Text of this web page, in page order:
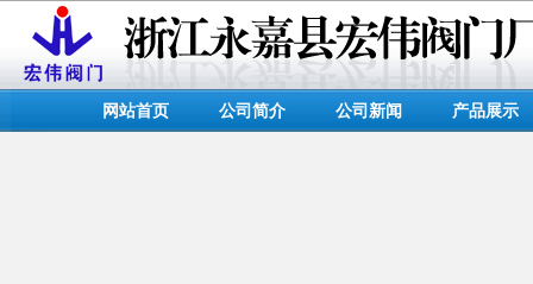
网站首页 公司简介 公司新闻 产品展示